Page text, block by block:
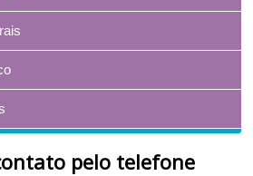
pelo telefone